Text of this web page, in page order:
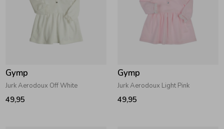
Gymp
Jurk Aerodoux Off White
49,95
Gymp
Jurk Aerodoux Light Pink
49,95